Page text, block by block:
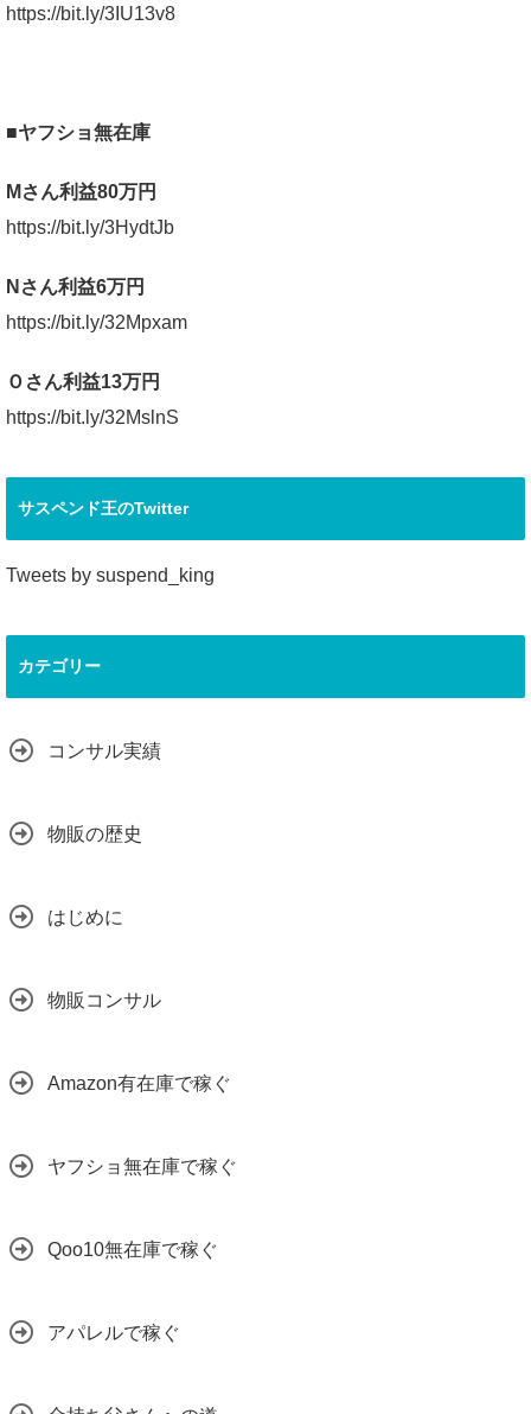
https://bit.ly/3IU13v8
■ヤフショ無在庫
Mさん利益80万円
https://bit.ly/3HydtJb
Nさん利益6万円
https://bit.ly/32Mpxam
Ｏさん利益13万円
https://bit.ly/32MslnS
サスペンド王のTwitter
Tweets by suspend_king
カテゴリー
コンサル実績
物販の歴史
はじめに
物販コンサル
Amazon有在庫で稼ぐ
ヤフショ無在庫で稼ぐ
Qoo10無在庫で稼ぐ
アパレルで稼ぐ